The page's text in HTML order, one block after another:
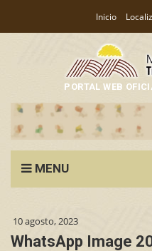
Inicio
PORTAL WEB
MENU
10 agosto, 2023
WhatsApp Image